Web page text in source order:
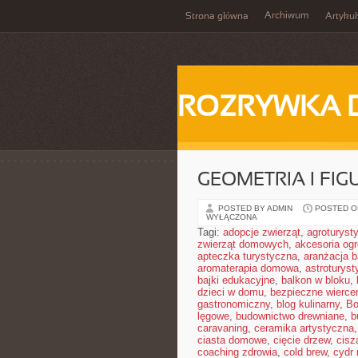
Strona główna Archiwum
ROZRYWKA
GEOMETRIA I
POSTED BY ADMIN POSTED
WYŁĄCZONA
Tagi: adopcje zwierząt,
zwierząt domowych, akcesoria
apteczka turystyczna, aranżacja
aromaterapia domowa,
bajki edukacyjne, balkon w bloku,
dzieci w domu, bezpieczne
gastronomiczny, blog kulinarny,
lęgowe, budownictwo drewniane,
caravaning, ceramika artystyczna,
ciasta domowe, cięcie drzew,
coaching zdrowia, cold brew, cydr